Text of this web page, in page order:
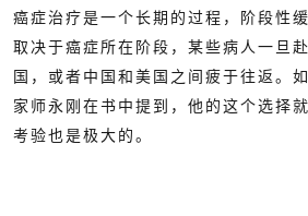
癌症治疗是一个长期的过程，阶段性
取决于癌症所在阶段，某些病人一旦
国，或者中国和美国之间疲于往返。
家师永刚在书中提到，他的这个选择
考验也是极大的。